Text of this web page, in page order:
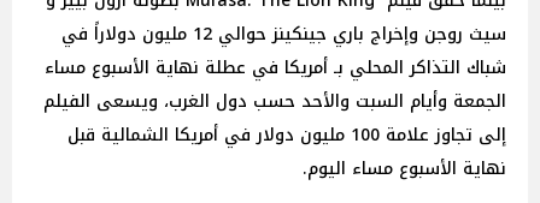
سيث روجن وإخراج باري جينكينز حوالي 12 مليون دولاراً في
شباك التذاكر المحلي بـ أمريكا في عطلة نهاية الأسبوع مساء
الجمعة وأيام السبت والأحد حسب دول الغرب، ويسعى الفيلم
إلى تجاوز علامة 100 مليون دولار في أمريكا الشمالية قبل
نهاية الأسبوع مساء اليوم.